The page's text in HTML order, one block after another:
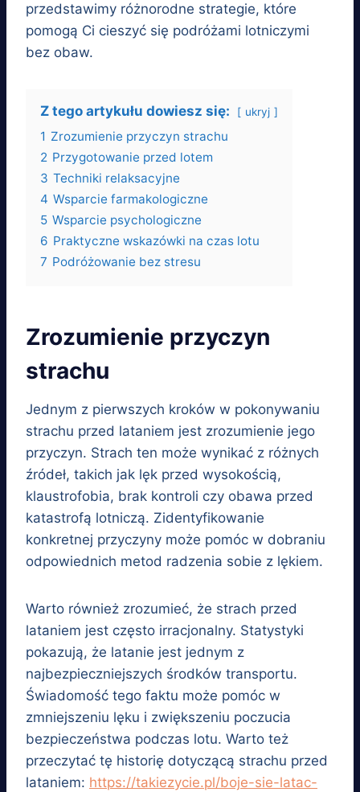
przedstawimy różnorodne strategie, które
pomogą Ci cieszyć się podróżami lotniczymi
bez obaw.
Z tego artykułu dowiesz się: ukryj
1 Zrozumienie przyczyn strachu
2 Przygotowanie przed lotem
3 Techniki relaksacyjne
4 Wsparcie farmakologiczne
5 Wsparcie psychologiczne
6 Praktyczne wskazówki na czas lotu
7 Podróżowanie bez stresu
Zrozumienie przyczyn
strachu
Jednym z pierwszych kroków w pokonywaniu
strachu przed lataniem jest zrozumienie jego
przyczyn. Strach ten może wynikać z różnych
źródeł, takich jak lęk przed wysokością,
klaustrofobia, brak kontroli czy obawa przed
katastrofą lotniczą. Zidentyfikowanie
konkretnej przyczyny może pomóc w dobraniu
odpowiednich metod radzenia sobie z lękiem.
Warto również zrozumieć, że strach przed
lataniem jest często irracjonalny. Statystyki
pokazują, że latanie jest jednym z
najbezpieczniejszych środków transportu.
Świadomość tego faktu może pomóc w
zmniejszeniu lęku i zwiększeniu poczucia
bezpieczeństwa podczas lotu. Warto też
przeczytać tę historię dotyczącą strachu przed
lataniem: https://takiezycie.pl/boje-sie-latac-